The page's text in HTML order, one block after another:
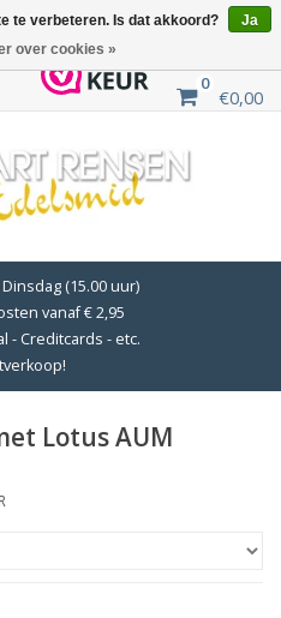
0
€0,00
(15.00 uur)
vanaf € 2,95
- Creditcards - etc.
Lotus AUM
te verbeteren. Is dat akkoord?
Ja
over cookies »